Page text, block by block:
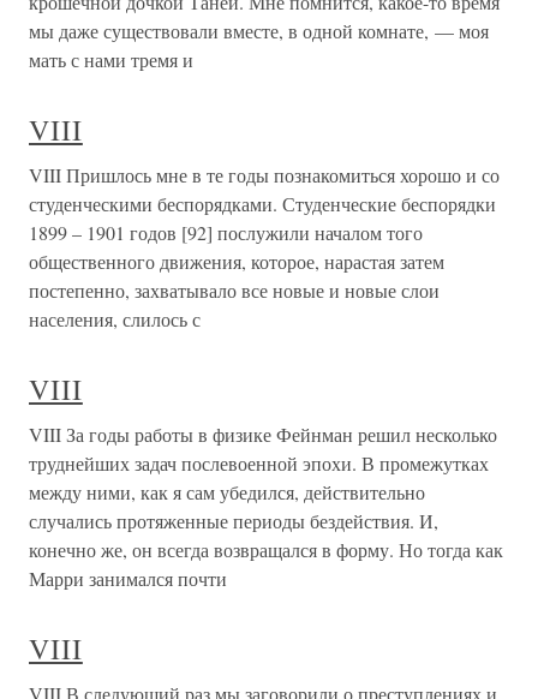
мы даже существовали вместе, в одной комнате, — моя
мать с нами тремя и
VIII
VIII Пришлось мне в те годы познакомиться хорошо и со
студенческими беспорядками. Студенческие беспорядки
1899 – 1901 годов [92] послужили началом того
общественного движения, которое, нарастая затем
постепенно, захватывало все новые и новые слои
населения, слилось с
VIII
VIII За годы работы в физике Фейнман решил несколько
труднейших задач послевоенной эпохи. В промежутках
между ними, как я сам убедился, действительно
случались протяженные периоды бездействия. И,
конечно же, он всегда возвращался в форму. Но тогда как
Марри занимался почти
VIII
VIII В следующий раз мы заговорили о преступлениях и